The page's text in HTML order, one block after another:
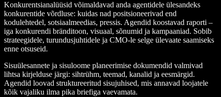
Konkurentsianalüüsid võimaldavad anda agentidele ülesandeks
konkurentide võrdluse: kuidas nad positsioneerivad end
kodulehtedel, sotsiaalmeedias, pressis. Agendid koostavad raporti –
iga konkurendi bränditoon, visuaal, sõnumid ja kampaaniad. Sobib
strateegidele, turundusjuhtidele ja CMO-le selge ülevaate saamiseks
enne otsuseid.
Sisuülesannete ja sisuloome planeerimise dokumendid valmivad
lihtsa kirjelduse järgi: sihtrühm, teemad, kanalid ja eesmärgid.
Agendid loovad struktureeritud sisujuhised, mis annavad loojatele
kõik vajaliku ilma pika briefiga vaevamata.